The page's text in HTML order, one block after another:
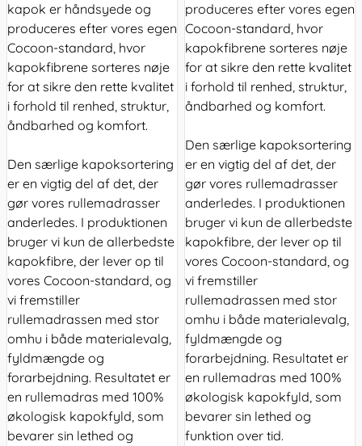
kapok er håndsyede og
produceres efter vores egen
Cocoon-standard, hvor
kapokfibrene sorteres nøje
for at sikre den rette kvalitet
i forhold til renhed, struktur,
åndbarhed og komfort.
Den særlige kapoksortering
er en vigtig del af det, der
gør vores rullemadrasser
anderledes. I produktionen
bruger vi kun de allerbedste
kapokfibre, der lever op til
vores Cocoon-standard, og
vi fremstiller
rullemadrassen med stor
omhu i både materialevalg,
fyldmængde og
forarbejdning. Resultatet er
en rullemadras med 100%
økologisk kapokfyld, som
bevarer sin lethed og
produceres efter vores egen
Cocoon-standard, hvor
kapokfibrene sorteres nøje
for at sikre den rette kvalitet
i forhold til renhed, struktur,
åndbarhed og komfort.
Den særlige kapoksortering
er en vigtig del af det, der
gør vores rullemadrasser
anderledes. I produktionen
bruger vi kun de allerbedste
kapokfibre, der lever op til
vores Cocoon-standard, og
vi fremstiller
rullemadrassen med stor
omhu i både materialevalg,
fyldmængde og
forarbejdning. Resultatet er
en rullemadras med 100%
økologisk kapokfyld, som
bevarer sin lethed og
funktion over tid.